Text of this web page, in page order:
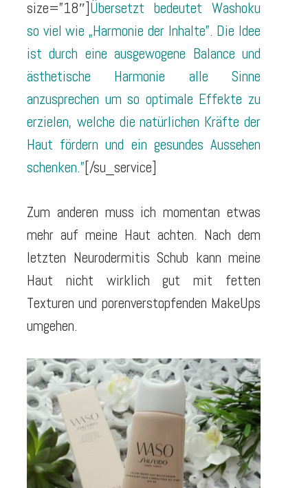
size=”18″]Übersetzt bedeutet Washoku
so viel wie „Harmonie der Inhalte”. Die Idee
ist durch eine ausgewogene Balance und
ästhetische Harmonie alle Sinne
anzusprechen um so optimale Effekte zu
erzielen, welche die natürlichen Kräfte der
Haut fördern und ein gesundes Aussehen
schenken.”[/su_service]
Zum anderen muss ich momentan etwas
mehr auf meine Haut achten. Nach dem
letzten Neurodermitis Schub kann meine
Haut nicht wirklich gut mit fetten
Texturen und porenverstopfenden MakeUps
umgehen.